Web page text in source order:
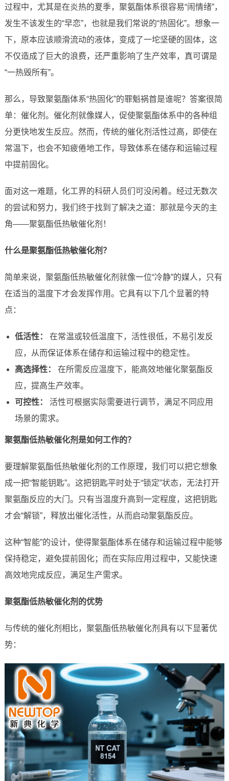
过程中，尤其是在炎热的夏季，聚氨酯体系很容易“闹情绪”，
发生不该发生的“早恋”，也就是我们常说的“热固化”。想象一
下，原本应该顺滑流动的液体，变成了一坨坚硬的固体，这
不仅造成了巨大的浪费，还严重影响了生产效率，真可谓是
“一热毁所有”。
那么，导致聚氨酯体系“热固化”的罪魁祸首是谁呢？答案很简
单：催化剂。催化剂就像媒人，促使聚氨酯体系中的各种组
分更快地发生反应。然而，传统的催化剂活性过高，即使在
常温下，也会不知疲倦地工作，导致体系在储存和运输过程
中提前固化。
面对这一难题，化工界的科研人员们可没闲着。经过无数次
的尝试和努力，我们终于找到了解决之道：那就是今天的主
角——聚氨酯低热敏催化剂！
什么是聚氨酯低热敏催化剂？
简单来说，聚氨酯低热敏催化剂就像一位“冷静”的媒人，只有
在适当的温度下才会发挥作用。它具有以下几个显著的特
点：
低活性：
在常温或较低温度下，活性很低，不易引发反
应，从而保证体系在储存和运输过程中的稳定性。
高选择性：
在所需反应温度下，能高效地催化聚氨酯反
应，提高生产效率。
可控性：
活性可根据实际需要进行调节，满足不同应用
场景的需求。
聚氨酯低热敏催化剂是如何工作的？
要理解聚氨酯低热敏催化剂的工作原理，我们可以把它想象
成一把“智能钥匙”。这把钥匙平时处于“锁定”状态，无法打开
聚氨酯反应的大门。只有当温度升高到一定程度，这把钥匙
才会“解锁”，释放出催化活性，从而启动聚氨酯反应。
这种“智能”的设计，使得聚氨酯体系在储存和运输过程中能够
保持稳定，避免提前固化；而在实际应用过程中，又能快速
高效地完成反应，满足生产需求。
聚氨酯低热敏催化剂的优势
与传统的催化剂相比，聚氨酯低热敏催化剂具有以下显著优
势：